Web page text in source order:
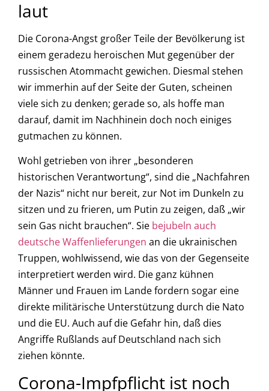
laut
Die Corona-Angst großer Teile der Bevölkerung ist
einem geradezu heroischen Mut gegenüber der
russischen Atommacht gewichen. Diesmal stehen
wir immerhin auf der Seite der Guten, scheinen
viele sich zu denken; gerade so, als hoffe man
darauf, damit im Nachhinein doch noch einiges
gutmachen zu können.
Wohl getrieben von ihrer „besonderen
historischen Verantwortung“, sind die „Nachfahren
der Nazis“ nicht nur bereit, zur Not im Dunkeln zu
sitzen und zu frieren, um Putin zu zeigen, daß „wir
sein Gas nicht brauchen“. Sie bejubeln auch
deutsche Waffenlieferungen an die ukrainischen
Truppen, wohlwissend, wie das von der Gegenseite
interpretiert werden wird. Die ganz kühnen
Männer und Frauen im Lande fordern sogar eine
direkte militärische Unterstützung durch die Nato
und die EU. Auch auf die Gefahr hin, daß dies
Angriffe Rußlands auf Deutschland nach sich
ziehen könnte.
Corona-Impfpflicht ist noch